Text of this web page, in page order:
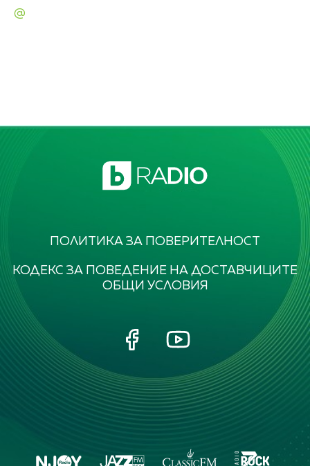
@
ПОЛИТИКА ЗА ПОВЕРИТЕЛНОСТ
КОДЕКС ЗА ПОВЕДЕНИЕ НА ДОСТАВЧИЦИТЕ
ОБЩИ УСЛОВИЯ